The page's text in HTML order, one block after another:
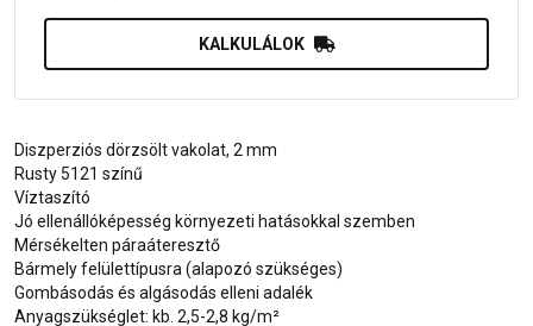
KALKULÁLOK
Diszperziós dörzsölt vakolat, 2 mm
Rusty 5121 színű
Víztaszító
Jó ellenállóképesség környezeti hatásokkal szemben
Mérsékelten páraáteresztő
Bármely felülettípusra (alapozó szükséges)
Gombásodás és algásodás elleni adalék
Anyagszükséglet: kb. 2,5-2,8 kg/m²